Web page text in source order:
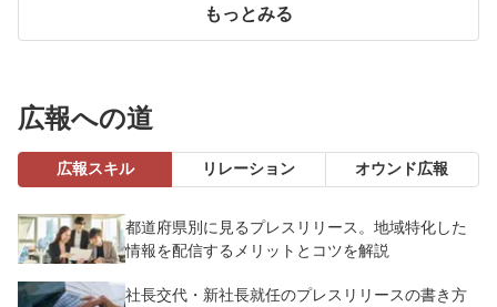
もっとみる
広報への道
広報スキル リレーション オウンド広報
都道府県別に見るプレスリリース。地域特化した
情報を配信するメリットとコツを解説
社長交代・新社長就任のプレスリリースの書き方